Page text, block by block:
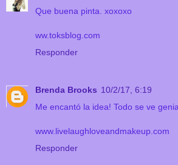
Que buena pinta. xoxoxo
ww.toksblog.com
Responder
Brenda Brooks 10/2/17, 6:19
Me encantó la idea! Todo se ve
www.livelaughloveandmakeup.com
Responder